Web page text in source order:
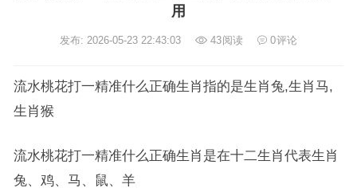
用
发布: 2026-05-23 22:43:03 43阅读 0评论
流水桃花打一精准什么正确生肖指的是生肖兔,生肖马,
生肖猴
流水桃花打一精准什么正确生肖是在十二生肖代表生肖
兔、鸡、马、鼠、羊